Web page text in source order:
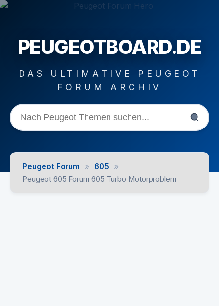
PEUGEOTBOARD.DE
DAS ULTIMATIVE PEUGEOT
FORUM ARCHIV
Peugeot Forum » 605 »
Peugeot 605 Forum 605 Turbo Motorproblem